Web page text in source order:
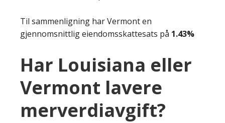
Til sammenligning har Vermont en
gjennomsnittlig eiendomsskattesats på 1.43%
Har Louisiana eller
Vermont lavere
merverdiavgift?